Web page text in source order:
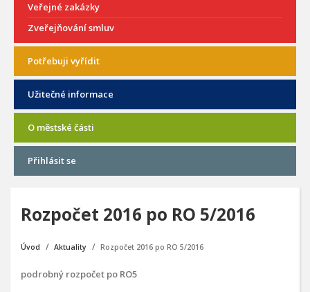
Veřejné zakázky
Zveřejňování smluv
Potřebuji vyřídit
Užitečné informace
O městské části
Přihlásit se
Rozpočet 2016 po RO 5/2016
Úvod Aktuality Rozpočet 2016 po RO 5/2016
podrobný rozpočet po RO5